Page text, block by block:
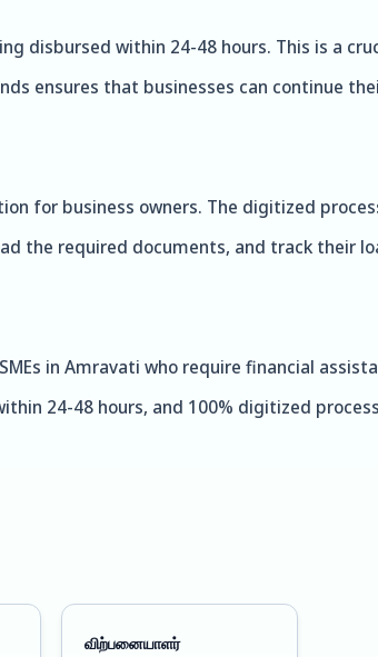
disbursed within 24-48 hours. This is a
ensures that businesses can continue
for business owners. The digitized
the required documents, and track their
in Amravati who require financial
24-48 hours, and 100% digitized
விற்பனையாளர்